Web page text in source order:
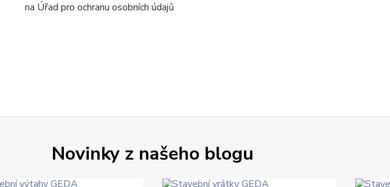
na Úřad pro ochranu osobních údajů
Novinky z našeho blogu